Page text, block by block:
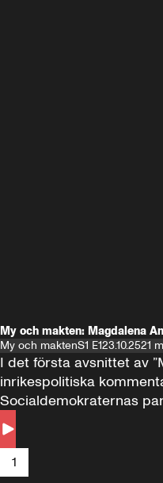
My och makten: Magdalena
My och maktenS1 E123.10.2521
I det första avsnittet av
inrikespolitiska
Socialdemokraternas
Andersson till svars.
1